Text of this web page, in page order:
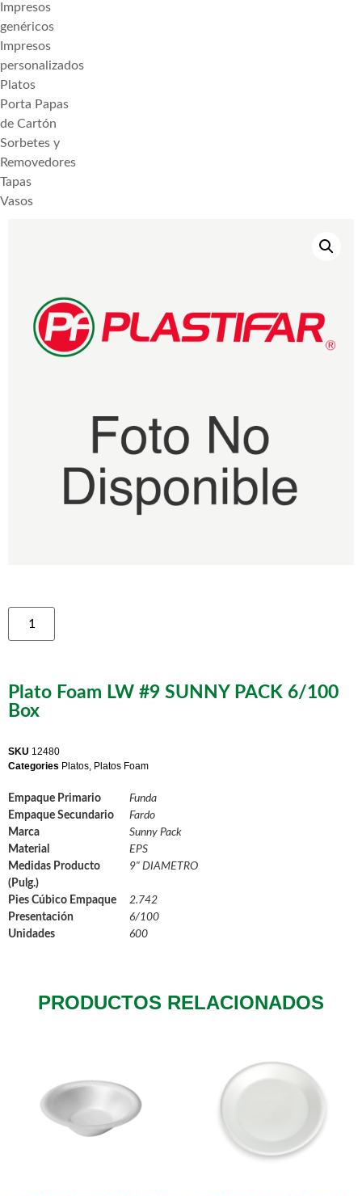
Impresos
genéricos
Impresos
personalizados
Platos
Porta Papas
de Cartón
Sorbetes y
Removedores
Tapas
Vasos
Plato Foam LW #9 SUNNY PACK 6/100
Box
SKU 12480
Categories Platos, Platos Foam
Empaque Primario
Funda
Empaque Secundario
Fardo
Marca
Sunny Pack
Material
EPS
Medidas Producto
(Pulg.)
9" DIAMETRO
Pies Cúbico Empaque
2.742
Presentación
6/100
Unidades
600
PRODUCTOS RELACIONADOS